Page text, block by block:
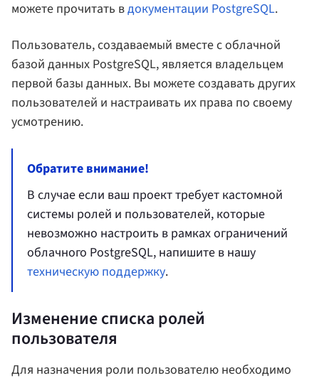
можете прочитать вдокументации PostgreSQL.
Пользователь, создаваемый вместе с облачной
базой данных PostgreSQL, является владельцем
первой базы данных. Вы можете создавать других
пользователей и настраивать их права по своему
усмотрению.
Обратите внимание!
В случае если ваш проект требует кастомной
системы ролей и пользователей, которые
невозможно настроить в рамках ограничений
облачного PostgreSQL, напишите в нашу
техническую поддержку.
Изменение списка ролей
пользователя
Для назначения роли пользователю необходимо